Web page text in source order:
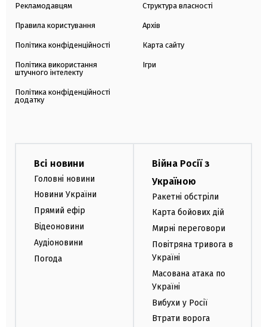
Рекламодавцям
Правила користування
Політика конфіденційності
Політика використання
штучного інтелекту
Політика конфіденційності
додатку
Структура власності
Архів
Карта сайту
Ігри
Всі новини
Головні новини
Новини України
Прямий ефір
Відеоновини
Аудіоновини
Погода
Війна Росії з
Україною
Ракетні обстріли
Карта бойових дій
Мирні переговори
Повітряна тривога в
Україні
Масована атака по
Україні
Вибухи у Росії
Втрати ворога